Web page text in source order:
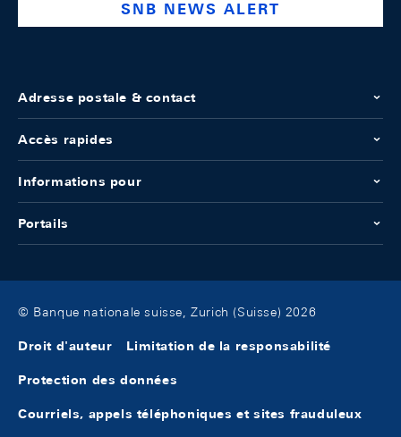
SNB NEWS ALERT
Adresse postale & contact
Accès rapides
Informations pour
Portails
© Banque nationale suisse, Zurich (Suisse) 2026
Droit d'auteur Limitation de la responsabilité
Protection des données
Courriels, appels téléphoniques et sites frauduleux